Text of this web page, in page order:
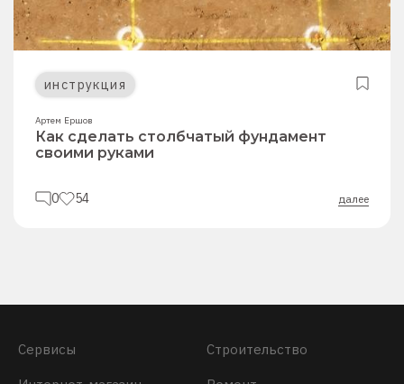
инструкция
Артем Ершов
Как сделать столбчатый фундамент
своими руками
0 54 далее
Сервисы Строительство